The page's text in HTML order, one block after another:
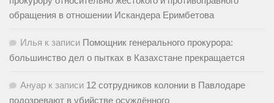
обращения в отношении Искандера Еримбетова
Илья к записи Помощник генерального прокурора:
большинство дел о пытках в Казахстане прекращается
Ануар к записи 12 сотрудников колонии в Павлодаре
подозревают в убийстве осуждённого